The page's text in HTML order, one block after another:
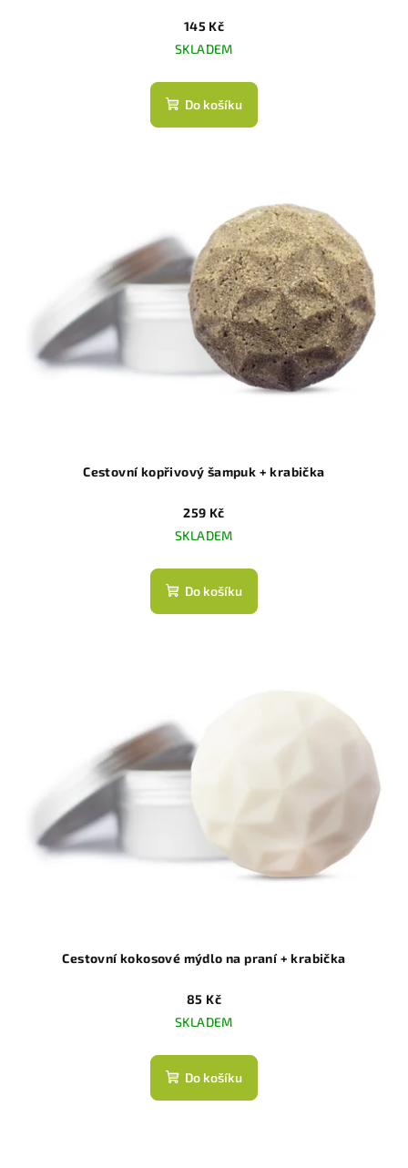
145 Kč
SKLADEM
Do košíku
Cestovní kopřivový šampuk + krabička
259 Kč
SKLADEM
Do košíku
Cestovní kokosové mýdlo na praní + krabička
85 Kč
SKLADEM
Do košíku